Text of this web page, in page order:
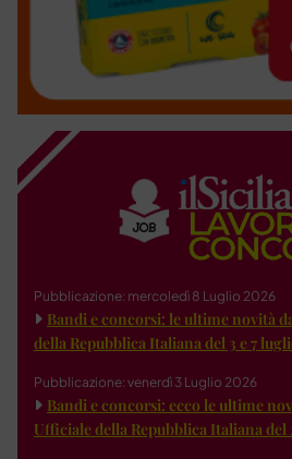
Pubblicazione: mercoledì 8 Luglio 2026
Bandi e concorsi: le ultime novità
della Repubblica Italiana del 3 e 7
Pubblicazione: venerdì 3 Luglio 2026
Bandi e concorsi: ecco le ultime
Ufficiale della Repubblica Italiana del